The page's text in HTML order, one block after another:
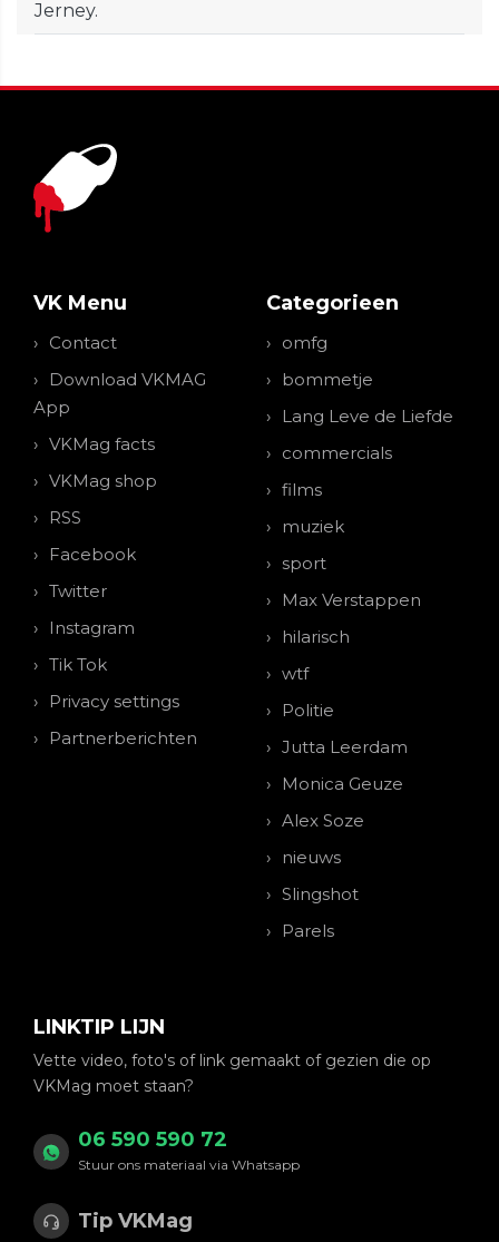
Jerney.
VK Menu
Contact
Download VKMAG
App
VKMag facts
VKMag shop
RSS
Facebook
Twitter
Instagram
Tik Tok
Privacy settings
Partnerberichten
Categorieen
omfg
bommetje
Lang Leve de Liefde
commercials
films
muziek
sport
Max Verstappen
hilarisch
wtf
Politie
Jutta Leerdam
Monica Geuze
Alex Soze
nieuws
Slingshot
Parels
LINKTIP LIJN
Vette video, foto's of link gemaakt of gezien die op
VKMag moet staan?
06 590 590 72
Stuur ons materiaal via Whatsapp
Tip VKMag